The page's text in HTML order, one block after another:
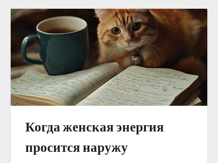
Когда женская энергия
просится наружу